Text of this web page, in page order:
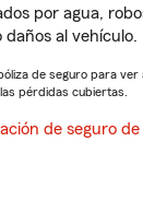
por agua,
daños al vehículo.
de seguro para ver
pérdidas cubiertas.
de seguro